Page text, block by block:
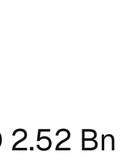
2.52 Bn